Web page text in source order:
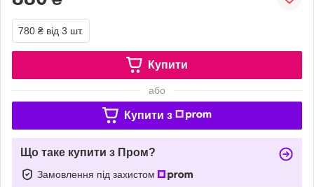
780 ₴ від 3 шт.
Купити
або
Купити з
Що таке купити з Пром?
Замовлення під захистом